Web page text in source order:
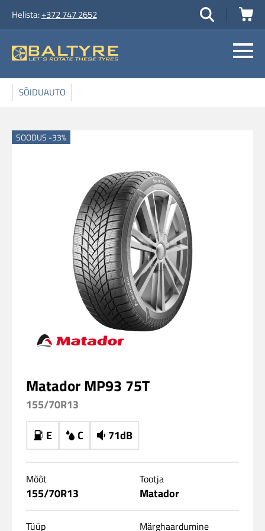
Helista:+372 747 2652
SÕIDUAUTO
SOODUS -33%
Matador MP93 75T
155/70R13
E
C 71dB
Mõõt
155/70R13
Tootja
Matador
Tüüp Märghaardumine